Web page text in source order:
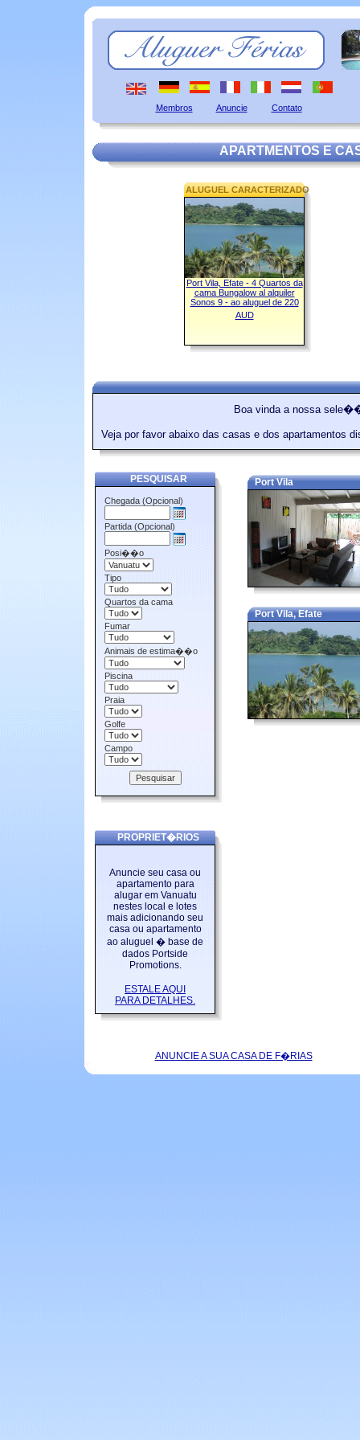
Membros Anuncie Contato
APARTMENTOS E
ALUGUEL CARACTERIZADO
Port Vila, Efate - 4 Quartos da
cama Bungalow al alquiler
Sonos 9 - ao aluguel de 220
AUD
Boa vinda a nossa
Veja por favor abaixo das casas e dos apartamentos
PESQUISAR
Chegada (Opcional)
Partida (Opcional)
Posi��o
Tipo
Quartos da cama
Fumar
Animais de estima��o
Piscina
Praia
Golfe
Campo
PROPRIET�RIOS
Anuncie seu casa ou
apartamento para
alugar em Vanuatu
nestes local e lotes
mais adicionando seu
casa ou apartamento
ao aluguel � base de
dados Portside
Promotions.
ESTALE AQUI
PARA DETALHES.
Port Vila
Port Vila, Efate
ANUNCIE A SUA CASA DE F�RIAS